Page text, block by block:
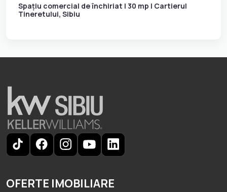
Spațiu comercial de închiriat | 30 mp | Cartierul
Tineretului, Sibiu
OFERTE IMOBILIARE